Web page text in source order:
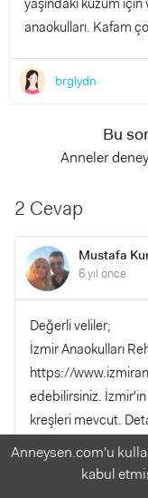
yaşındaki kuzum
anaokulları. Kafam
brglydn
Bu
Anneler
2 Cevap
Mustafa
6 yıl önce
Değerli veliler;
İzmir Anaokulları
https://
edebilirsiniz.
kreşleri mevcut.
Tek tek okul
Anneysen.com'u
kabul